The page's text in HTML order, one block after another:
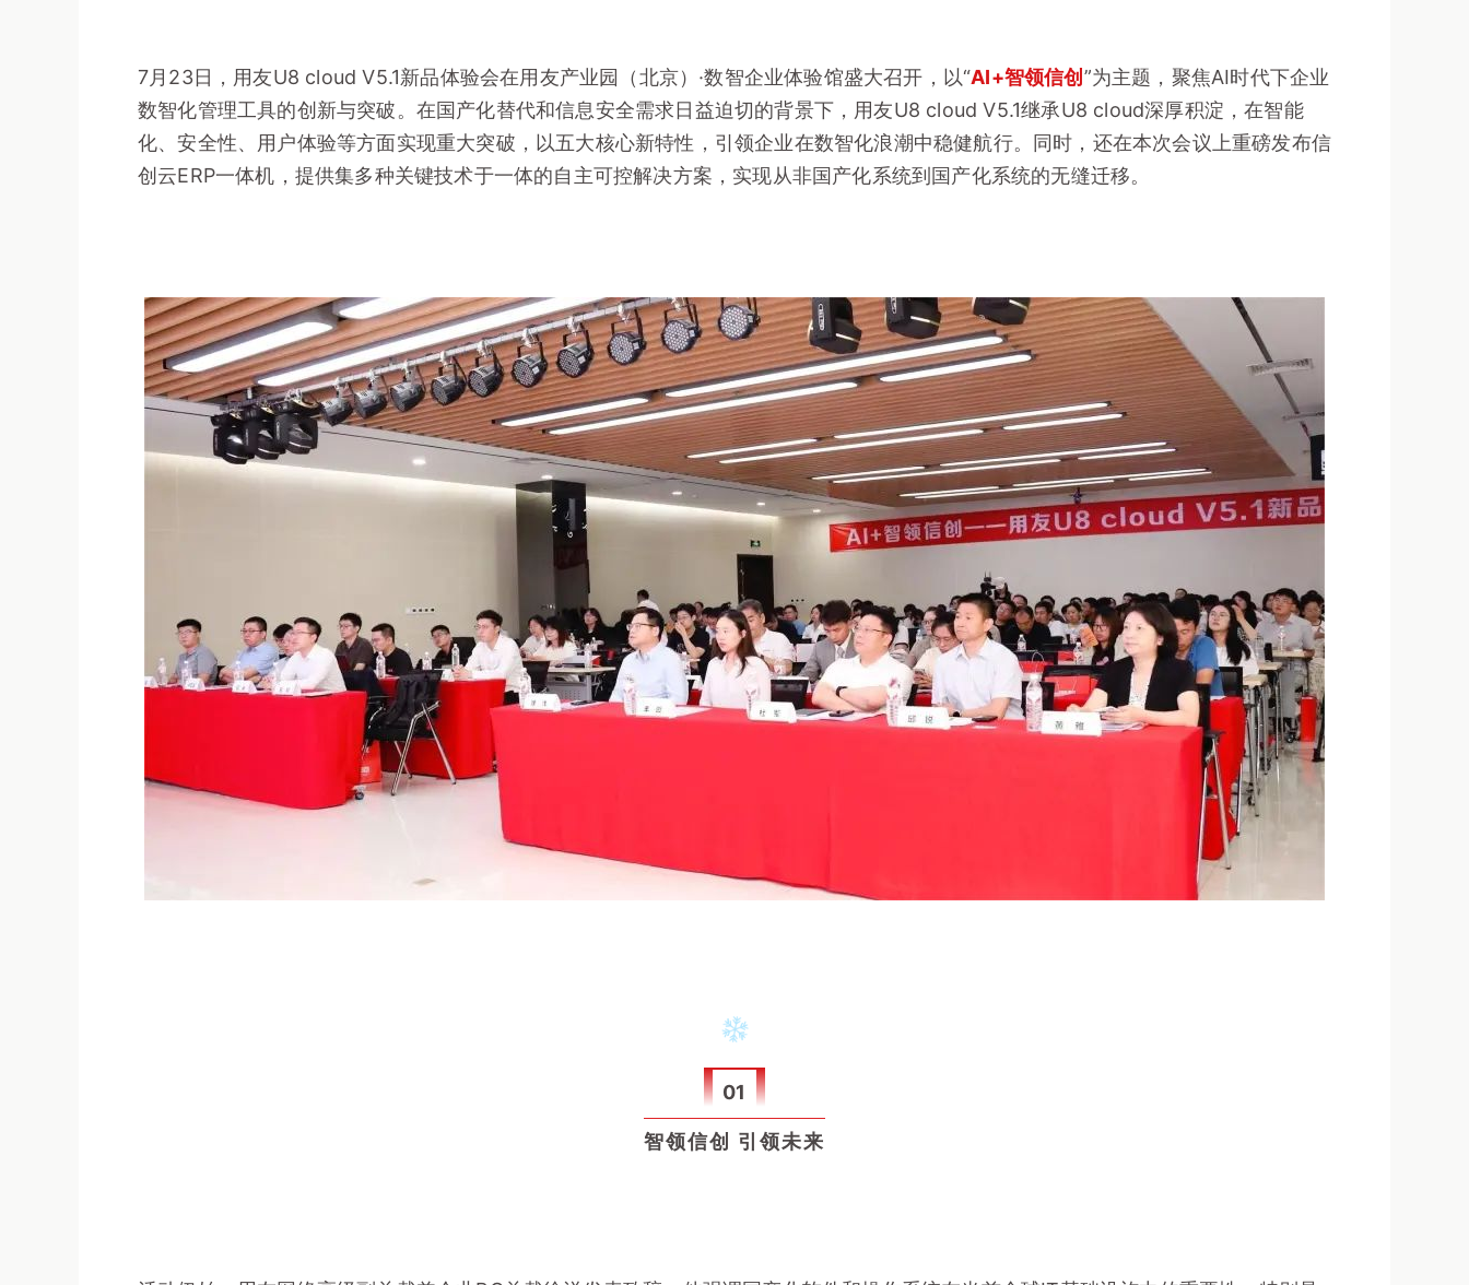
7月23日，用友U8 cloud V5.1新品体验会在用友产业园（北京）·数智企业体验馆盛大召开，以“AI+智领信创 ”为主题，聚焦AI时代下企业
数智化管理工具的创新与突破。在国产化替代和信息安全需求日益迫切的背景下，用友U8 cloud V5.1继承U8 cloud深厚积淀，在智能
化、安全性、用户体验等方面实现重大突破，以五大核心新特性，引领企业在数智化浪潮中稳健航行。同时，还在本次会议上重磅发布信
创云ERP一体机，提供集多种关键技术于一体的自主可控解决方案，实现从非国产化系统到国产化系统的无缝迁移。
01
智领信创 引领未来